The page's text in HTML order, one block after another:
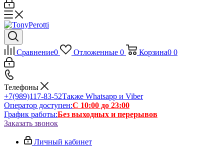
Сравнение0 Отложенные 0 Корзина0 0
Телефоны
+7(989)117-83-52Также Whatsapp и Viber
Оператор доступен:С 10:00 до 23:00
График работы:Без выходных и перерывов
Заказать звонок
Личный кабинет